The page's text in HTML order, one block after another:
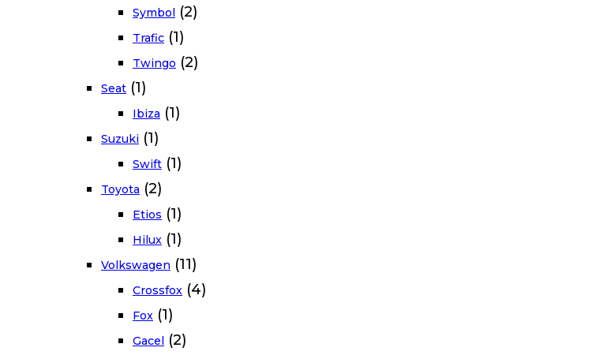
Symbol (2)
Trafic (1)
Twingo (2)
Seat (1)
Ibiza (1)
Suzuki (1)
Swift (1)
Toyota (2)
Etios (1)
Hilux (1)
Volkswagen (11)
Crossfox (4)
Fox (1)
Gacel (2)